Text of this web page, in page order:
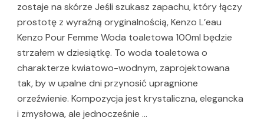
zostaje na skórze Jeśli szukasz zapachu, który łączy
prostotę z wyraźną oryginalnością, Kenzo L’eau
Kenzo Pour Femme Woda toaletowa 100ml będzie
strzałem w dziesiątkę. To woda toaletowa o
charakterze kwiatowo-wodnym, zaprojektowana
tak, by w upalne dni przynosić upragnione
orzeźwienie. Kompozycja jest krystaliczna, elegancka
i zmysłowa, ale jednocześnie …